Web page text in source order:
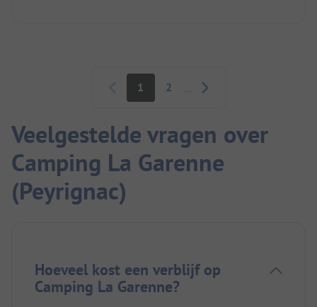
1 2 ...
Veelgestelde vragen over
Camping La Garenne
(Peyrignac)
Hoeveel kost een verblijf op
Camping La Garenne?